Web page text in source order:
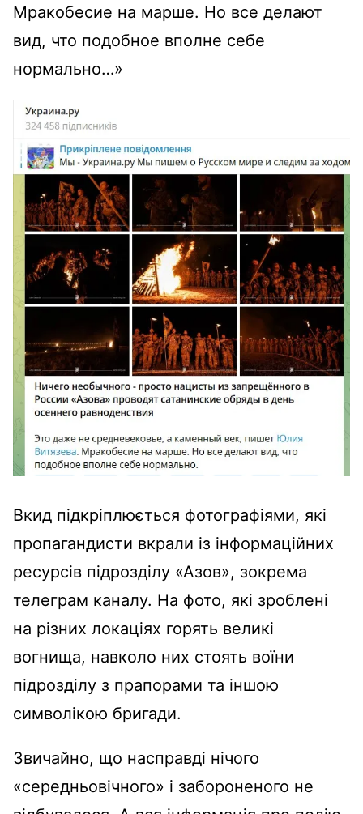
Мракобесие на марше. Но все делают
вид, что подобное вполне себе
нормально…»
Вкид підкріплюється фотографіями, які
пропагандисти вкрали із інформаційних
ресурсів підрозділу «Азов», зокрема
телеграм каналу. На фото, які зроблені
на різних локаціях горять великі
вогнища, навколо них стоять воїни
підрозділу з прапорами та іншою
символікою бригади.
Звичайно, що насправді нічого
«середньовічного» і забороненого не